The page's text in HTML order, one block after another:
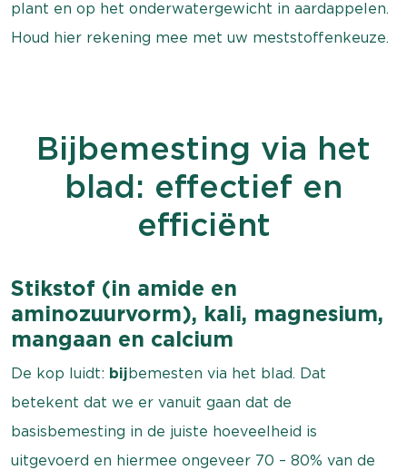
plant en op het onderwatergewicht in aardappelen.
Houd hier rekening mee met uw meststoffenkeuze.
Bijbemesting via het
blad: effectief en
efficiënt
Stikstof (in amide en
aminozuurvorm), kali, magnesium,
mangaan en calcium
De kop luidt: bijbemesten via het blad. Dat
betekent dat we er vanuit gaan dat de
basisbemesting in de juiste hoeveelheid is
uitgevoerd en hiermee ongeveer 70 – 80% van de